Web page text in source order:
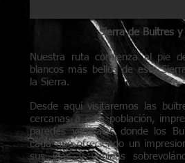
Sierra de Buitres y
Nuestra ruta comienza al pie
blancos más bellos de esta
la Sierra.
Desde aquí visitaremos las
cercanas a esta población,
paredes verticales donde los
cada año ofreciendo un
sus idas y venidas